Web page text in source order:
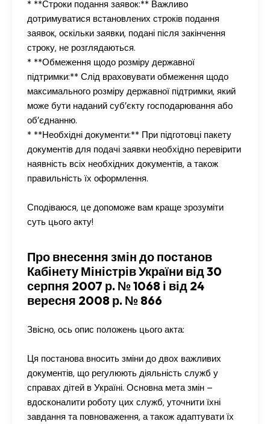
* **Строки подання заявок:** Важливо
дотримуватися встановлених строків подання
заявок, оскільки заявки, подані після закінчення
строку, не розглядаються.
* **Обмеження щодо розміру державної
підтримки:** Слід враховувати обмеження щодо
максимального розміру державної підтримки, який
може бути наданий суб’єкту господарювання або
об’єднанню.
* **Необхідні документи:** При підготовці пакету
документів для подачі заявки необхідно перевірити
наявність всіх необхідних документів, а також
правильність їх оформлення.
Сподіваюся, це допоможе вам краще зрозуміти
суть цього акту!
Про внесення змін до постанов
Кабінету Міністрів України від 30
серпня 2007 р. № 1068 і від 24
вересня 2008 р. № 866
Звісно, ось опис положень цього акта:
Ця постанова вносить зміни до двох важливих
документів, що регулюють діяльність служб у
справах дітей в Україні. Основна мета змін –
вдосконалити роботу цих служб, уточнити їхні
завдання та повноваження, а також адаптувати їх